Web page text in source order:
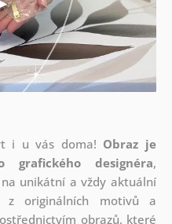
i u vás doma! Obraz je
grafického designéra,
unikátní a vždy aktuální
z originálních motivů a
obrazů, které